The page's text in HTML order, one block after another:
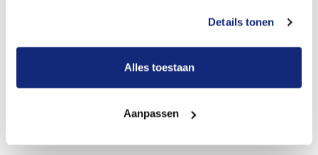
Details tonen
Alles toestaan
Aanpassen
Een betere uitvaart ervaring voor een betere